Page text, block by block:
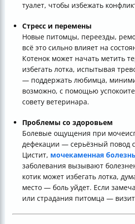
туалет, чтобы избежать
Стресс и перемены
Новые питомцы, переезды,
всё это сильно влияет на
Котенок может начать метить
избегать лотка, испытывая
— поддержать любимца,
возможно, с помощью
совету ветеринара.
Проблемы со здоровьем
Болевые ощущения при
дефекации — серьёзный повод
Цистит, мочекаменная болезнь
заболевания вызывают
котик может избегать лотка,
место — боль уйдет. Если
или страдания питомца —